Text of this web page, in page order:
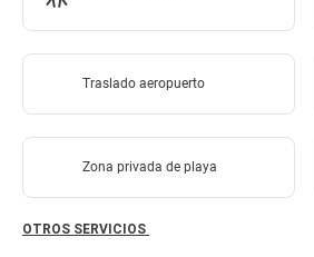
Traslado aeropuerto
Zona privada de playa
OTROS SERVICIOS